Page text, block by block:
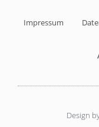
Impressum
Design